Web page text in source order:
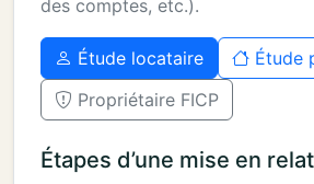
des comptes, etc.).
Étude locataire
Étude
Propriétaire FICP
Étapes d’une mise en